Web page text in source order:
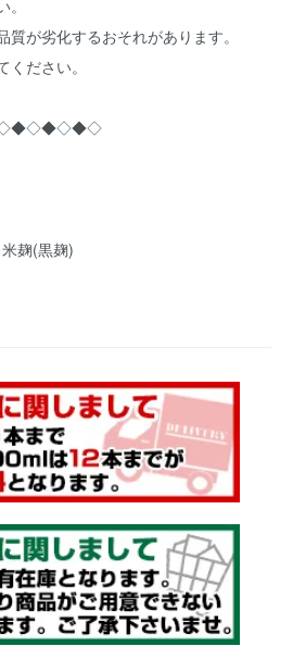
質が劣化するおそれがあります。
ださい。
麹(黒麹)